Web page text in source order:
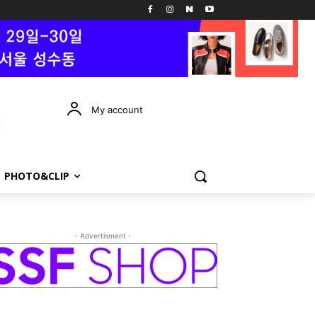
My account
PHOTO&CLIP
- Advertisment -